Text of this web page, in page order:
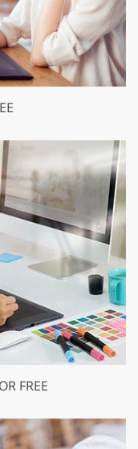
FREE